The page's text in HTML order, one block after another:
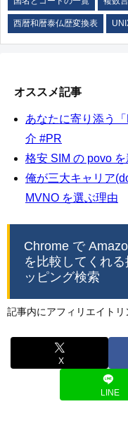
西暦和暦泰仏歴変換表
オススメ記事
あなたに寄り添う
介 #PR
格安 SIM の povo
俺が三大キャリア
MVNO を選ぶ理由
Chrome で
を比較してくれ
ッピング検索
記事内にアフィリエイト
X
LINE